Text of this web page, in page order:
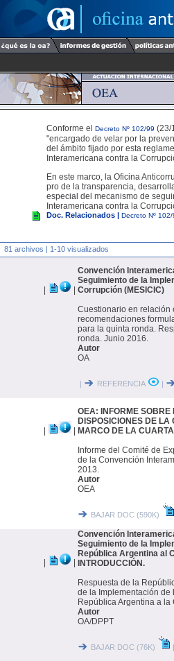
Conforme el Decreto Nº 102/99 (23/
"encargado de velar por la
del ámbito fijado por esta
Interamericana contra la
En este marco, la Oficina
pro de la transparencia,
especial del mecanismo de
Interamericana contra la
Doc. Relacionados | Decreto Nº 102/
81 archivos | 1-10 visualizados
Convención
Seguimiento de la
Corrupción (MESICIC)
Cuestionario en relación
recomendaciones
para la quinta ronda.
ronda. Junio 2016.
Autor
OA
| REFERENCIA |
OEA: INFORME
DISPOSICIONES DE
MARCO DE LA
Informe del Comité de
de la Convención
2013.
Autor
OEA
BAJAR DOC (590K)
Convención
Seguimiento de la
República Argentina al
INTRODUCCIÓN.
Respuesta de la
de la Implementación de
República Argentina a
Autor
OA/DPPT
BAJAR DOC (76K) |